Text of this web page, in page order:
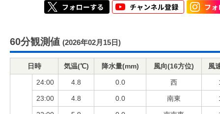
60分観測値 (2026年02月15日)
日時 気温(℃) 降水量(mm) 風向(16方位) 風
24:00 4.8 0.0 西
23:00 4.8 0.0 南東